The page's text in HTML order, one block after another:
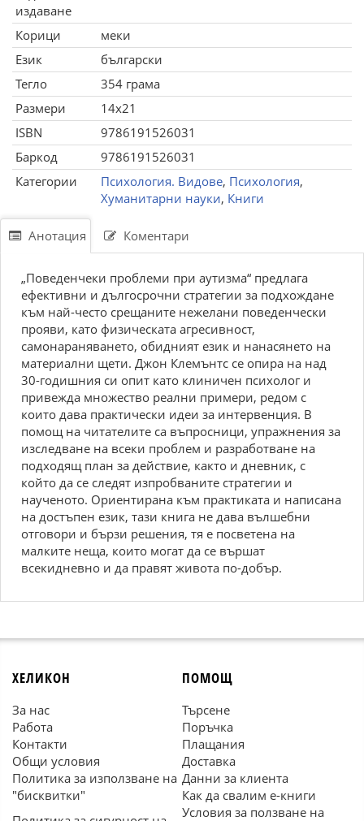
издаване
Корици
меки
Език
български
Тегло
354 грама
Размери
14x21
ISBN
9786191526031
Баркод
9786191526031
Категории
Психология. Видове, Психология,
Хуманитарни науки, Книги
Анотация Коментари
„Поведенчеки проблеми при аутизма“ предлага
ефективни и дългосрочни стратегии за подхождане
към най-често срещаните нежелани поведенчески
прояви, като физическата агресивност,
самонараняването, обидният език и нанасянето на
материални щети. Джон Клемънтс се опира на над
30-годишния си опит като клиничен психолог и
привежда множество реални примери, редом с
които дава практически идеи за интервенция. В
помощ на читателите са въпросници, упражнения за
изследване на всеки проблем и разработване на
подходящ план за действие, както и дневник, с
който да се следят изпробваните стратегии и
наученото. Ориентирана към практиката и написана
на достъпен език, тази книга не дава вълшебни
отговори и бързи решения, тя е посветена на
малките неща, които могат да се вършат
всекидневно и да правят живота по-добър.
ХЕЛИКОН
За нас
Работа
Контакти
Общи условия
Политика за използване на
"бисквитки"
ПОМОЩ
Търсене
Поръчка
Плащания
Доставка
Данни за клиента
Как да свалим е-книги
Условия за ползване на